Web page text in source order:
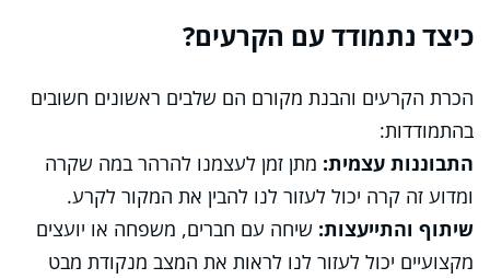
כיצד נתמודד עם הקרעים?
הכרת הקרעים והבנת מקורם הם שלבים ראשונים חשובים
בהתמודדות:
התבוננות עצמית: מתן זמן לעצמנו להרהר במה שקרה
ומדוע זה קרה יכול לעזור לנו להבין את המקור לקרע.
שיתוף והתייעצות: שיחה עם חברים, משפחה או יועצים
מקצועיים יכול לעזור לנו לראות את המצב מנקודת מבט